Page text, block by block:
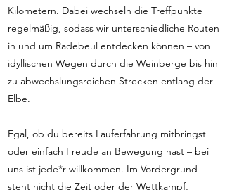
Kilometern. Dabei wechseln die Treffpunkte
regelmäßig, sodass wir unterschiedliche Routen
in und um Radebeul entdecken können – von
idyllischen Wegen durch die Weinberge bis hin
zu abwechslungsreichen Strecken entlang der
Elbe.
Egal, ob du bereits Lauferfahrung mitbringst
oder einfach Freude an Bewegung hast – bei
uns ist jede*r willkommen. Im Vordergrund
steht nicht die Zeit oder der Wettkampf,